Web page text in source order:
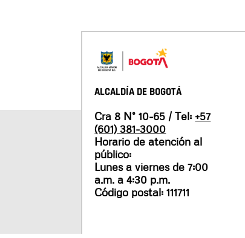
ALCALDÍA DE BOGOTÁ
Cra 8 N° 10-65 / Tel: +57
(601) 381-3000
Horario de atención al
público:
Lunes a viernes de 7:00
a.m. a 4:30 p.m.
Código postal: 111711